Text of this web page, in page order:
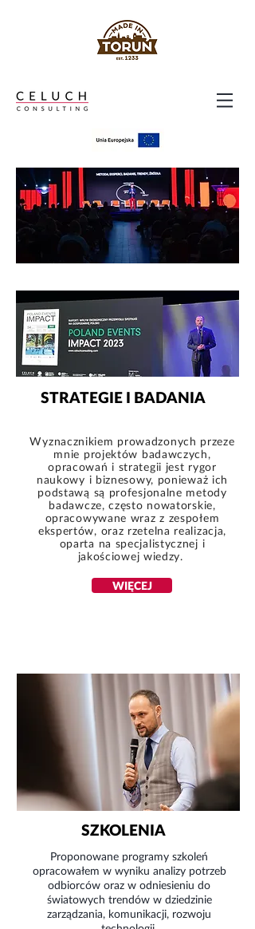
STRATEGIE I BADANIA
Wyznacznikiem prowadzonych przeze
mnie projektów badawczych,
opracowań i strategii jest rygor
naukowy i biznesowy, ponieważ ich
podstawą są profesjonalne metody
badawcze, często nowatorskie,
opracowywane wraz z zespołem
ekspertów, oraz rzetelna realizacja,
oparta na specjalistycznej i
jakościowej wiedzy.
WIĘCEJ
SZKOLENIA
Proponowane programy szkoleń
opracowałem w wyniku analizy potrzeb
odbiorców oraz w odniesieniu do
światowych trendów w dziedzinie
zarządzania, komunikacji, rozwoju